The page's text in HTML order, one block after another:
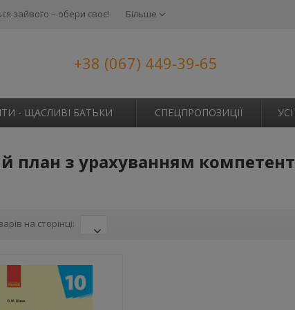
зайвого – обери своє! Більше
+38 (067) 449-39-65
- ЩАСЛИВІ БАТЬКИ СПЕЦПРОПОЗИЦІЇ
з урахуванням
на сторінці: